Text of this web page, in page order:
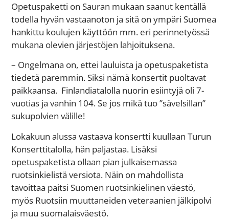
Opetuspaketti on Sauran mukaan saanut kentällä
todella hyvän vastaanoton ja sitä on ympäri Suomea
hankittu koulujen käyttöön mm. eri perinnetyössä
mukana olevien järjestöjen lahjoituksena.
– Ongelmana on, ettei lauluista ja opetuspaketista
tiedetä paremmin. Siksi nämä konsertit puoltavat
paikkaansa. Finlandiatalolla nuorin esiintyjä oli 7-
vuotias ja vanhin 104. Se jos mikä tuo ”sävelsillan”
sukupolvien välille!
Lokakuun alussa vastaava konsertti kuullaan Turun
Konserttitalolla, hän paljastaa. Lisäksi
opetuspaketista ollaan pian julkaisemassa
ruotsinkielistä versiota. Näin on mahdollista
tavoittaa paitsi Suomen ruotsinkielinen väestö,
myös Ruotsiin muuttaneiden veteraanien jälkipolvi
ja muu suomalaisväestö.